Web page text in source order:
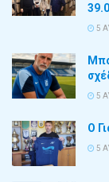
5
5
Ο
5